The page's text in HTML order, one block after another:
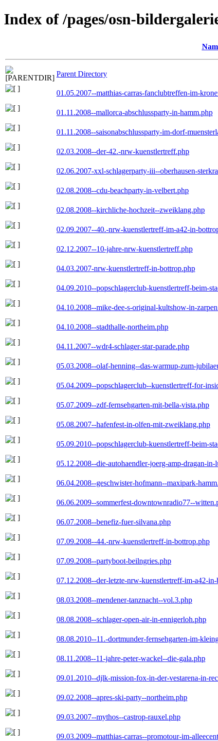
Index of /pages/osn-
Parent Directory
01.05.2007--matthias-carras-fanclubtreffen-im-
01.11.2008--mallorca-abschlussparty-in-hamm.php
01.11.2008--saisonabschlussparty-im-dorf-
02.03.2008--der-42.-nrw-kuenstlertreff.php
02.06.2007-xxl-schlagerparty-iii--oberhausen-
02.08.2008--cdu-beachparty-in-velbert.php
02.08.2008--kirchliche-hochzeit--zweiklang.php
02.09.2007--40.-nrw-kuenstlertreff-im-a42-in-
02.12.2007--10-jahre-nrw-kuenstlertreff.php
04.03.2007-nrw-kuenstlertreff-in-bottrop.php
04.09.2010--popschlagerclub-kuenstlertreff-beim-
04.10.2008--mike-dee-s-original-kultshow-in-
04.10.2008--stadthalle-northeim.php
04.11.2007--wdr4-schlager-star-parade.php
05.03.2008--olaf-henning--das-warmup-zum-
05.04.2009--popschlagerclub--kuenstlertreff-for-
05.07.2009--zdf-fernsehgarten-mit-bella-vista.php
05.08.2007--hafenfest-in-olfen-mit-zweiklang.php
05.09.2010--popschlagerclub-kuenstlertreff-beim-
05.12.2008--die-autohaendler-joerg-amp-dragan-in-
06.04.2008--geschwister-hofmann--maxipark-
06.06.2009--sommerfest-downtownradio77--
06.07.2008--benefiz-fuer-silvana.php
07.09.2008--44.-nrw-kuenstlertreff-in-bottrop.php
07.09.2008--partyboot-beilngries.php
07.12.2008--der-letzte-nrw-kuenstlertreff-im-a42-
08.03.2008--mendener-tanznacht--vol.3.php
08.08.2008--schlager-open-air-in-ennigerloh.php
08.08.2010--11.-dortmunder-fernsehgarten-im-
08.11.2008--11-jahre-peter-wackel--die-gala.php
09.01.2010--djlk-mission-fox-in-der-vestarena-in-
09.02.2008--apres-ski-party--northeim.php
09.03.2007--mythos--castrop-rauxel.php
09.03.2009--matthias-carras--promotour-im-